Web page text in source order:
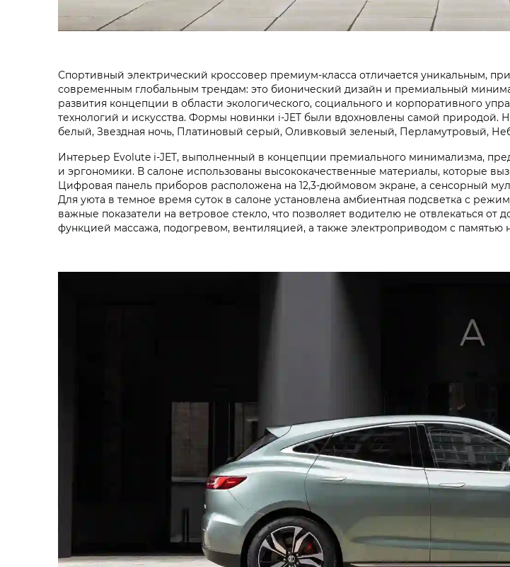
Спортивный электрический кроссовер премиум-класса отличается уникальным,
современным глобальным трендам: это бионический дизайн и премиальный
развития концепции в области экологического, социального и корпоративного
технологий и искусства. Формы новинки i‑JET были вдохновлены самой природой.
белый, Звездная ночь, Платиновый серый, Оливковый зеленый, Перламутровый,
Интерьер Evolute i‑JET, выполненный в концепции премиального минимализма,
и эргономики. В салоне использованы высококачественные материалы, которые
Цифровая панель приборов расположена на 12,3-дюймовом экране, а сенсорный
Для уюта в темное время суток в салоне установлена амбиентная подсветка с
важные показатели на ветровое стекло, что позволяет водителю не отвлекаться
функцией массажа, подогревом, вентиляцией, а также электроприводом с памятью